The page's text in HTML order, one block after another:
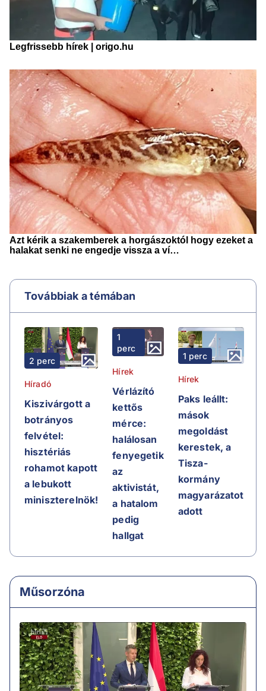
Továbbiak a témában
2 perc
Híradó
Kiszivárgott a
botrányos
felvétel:
hisztériás
rohamot kapott
a lebukott
miniszterelnök!
1
perc
Hírek
Vérlázító
kettős
mérce:
halálosan
fenyegetik
az
aktivistát,
a hatalom
pedig
hallgat
1 perc
Hírek
Paks leállt:
mások
megoldást
kerestek, a
Tisza-
kormány
magyarázatot
adott
Műsorzóna